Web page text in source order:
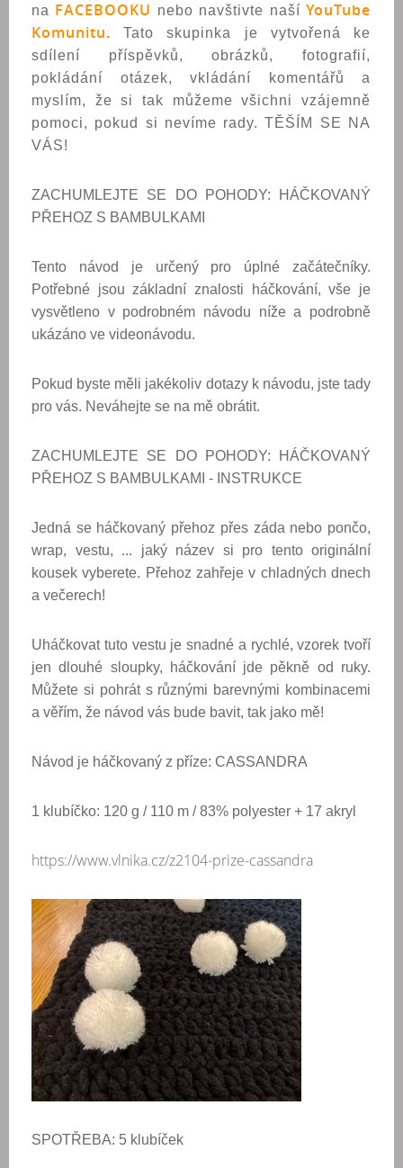
na FACEBOOKU nebo navštivte našíYouTube
Komunitu. Tato skupinka je vytvořená ke
sdílení příspěvků, obrázků, fotografií,
pokládání otázek, vkládání komentářů a
myslím, že si tak můžeme všichni vzájemně
pomoci, pokud si nevíme rady. TĚŠÍM SE NA
VÁS!
ZACHUMLEJTE SE DO POHODY: HÁČKOVANÝ
PŘEHOZ S BAMBULKAMI
Tento návod je určený pro úplné začátečníky.
Potřebné jsou základní znalosti háčkování, vše je
vysvětleno v podrobném návodu níže a podrobně
ukázáno ve videonávodu.
Pokud byste měli jakékoliv dotazy k návodu, jste tady
pro vás. Neváhejte se na mě obrátit.
ZACHUMLEJTE SE DO POHODY: HÁČKOVANÝ
PŘEHOZ S BAMBULKAMI - INSTRUKCE
Jedná se háčkovaný přehoz přes záda nebo pončo,
wrap, vestu, ... jaký název si pro tento originální
kousek vyberete. Přehoz zahřeje v chladných dnech
a večerech!
Uháčkovat tuto vestu je snadné a rychlé, vzorek tvoří
jen dlouhé sloupky, háčkování jde pěkně od ruky.
Můžete si pohrát s různými barevnými kombinacemi
a věřím, že návod vás bude bavit, tak jako mě!
Návod je háčkovaný z příze: CASSANDRA
1 klubíčko: 120 g / 110 m / 83% polyester + 17 akryl
https://www.vlnika.cz/z2104-prize-cassandra
SPOTŘEBA: 5 klubíček